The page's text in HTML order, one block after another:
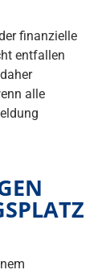
finanzielle
entfallen
alle